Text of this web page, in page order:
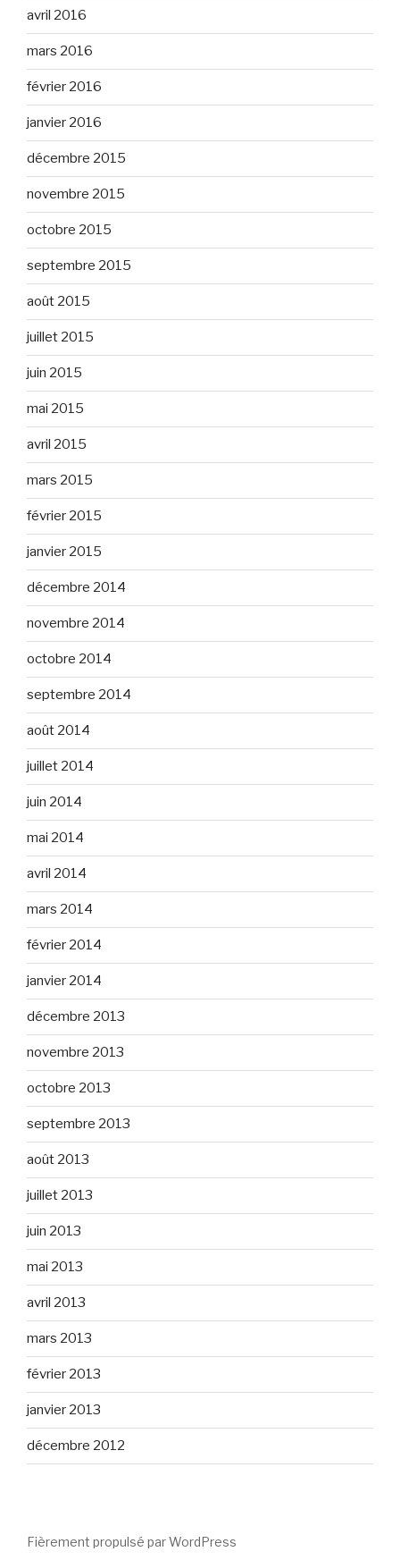
avril 2016
mars 2016
février 2016
janvier 2016
décembre 2015
novembre 2015
octobre 2015
septembre 2015
août 2015
juillet 2015
juin 2015
mai 2015
avril 2015
mars 2015
février 2015
janvier 2015
décembre 2014
novembre 2014
octobre 2014
septembre 2014
août 2014
juillet 2014
juin 2014
mai 2014
avril 2014
mars 2014
février 2014
janvier 2014
décembre 2013
novembre 2013
octobre 2013
septembre 2013
août 2013
juillet 2013
juin 2013
mai 2013
avril 2013
mars 2013
février 2013
janvier 2013
décembre 2012
Fièrement propulsé par WordPress